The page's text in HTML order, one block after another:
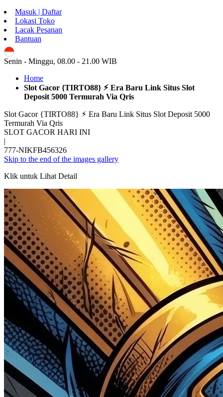
Masuk | Daftar
Lokasi Toko
Lacak Pesanan
Bantuan
Senin - Minggu, 08.00 - 21.00 WIB
Home
Slot Gacor {TIRTO88} ⚡︎ Era Baru Link Situs Slot
Deposit 5000 Termurah Via Qris
Slot Gacor {TIRTO88} ⚡︎ Era Baru Link Situs Slot Deposit 5000
Termurah Via Qris
SLOT GACOR HARI INI
777-NIKFB456326
Skip to the end of the images gallery
Klik untuk Lihat Detail